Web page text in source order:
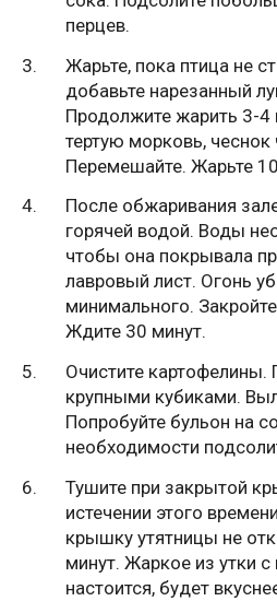
перцев.
Жарьте, пока птица не
добавьте нарезанный
Продолжите жарить 3-
тертую морковь, чеснок
Перемешайте. Жарьте
После обжаривания
горячей водой. Воды
чтобы она покрывала
лавровый лист. Огонь
минимального.
Ждите 30 минут.
Очистите картофелины.
крупными кубиками.
Попробуйте бульон на
необходимости
Тушите при закрытой
истечении этого
крышку утятницы не
минут. Жаркое из утки
настоится, будет